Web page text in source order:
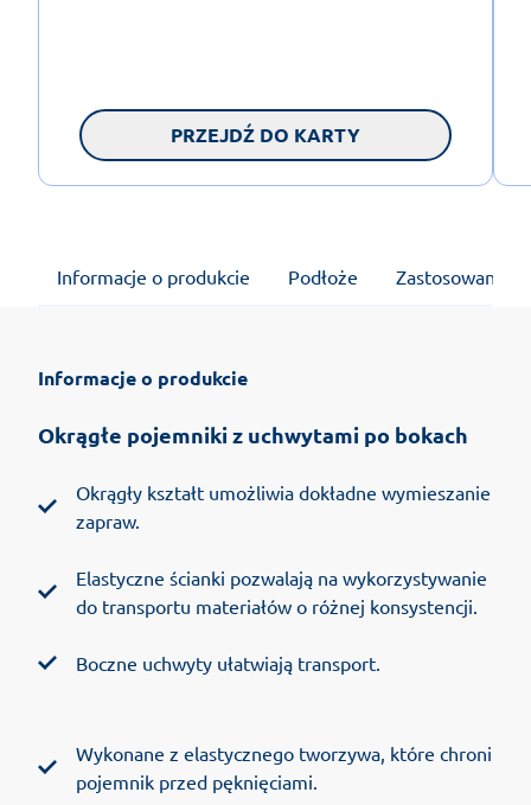
PRZEJDŹ DO KARTY
Informacje o produkcie Podłoże Zastosowanie
Informacje o produkcie
Okrągłe pojemniki z uchwytami po bokach
Okrągły kształt umożliwia dokładne wymieszanie
zapraw.
Elastyczne ścianki pozwalają na wykorzystywanie
do transportu materiałów o różnej konsystencji.
Boczne uchwyty ułatwiają transport.
Wykonane z elastycznego tworzywa, które chroni
pojemnik przed pęknięciami.